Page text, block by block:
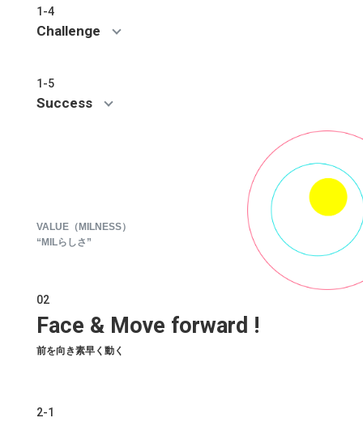
1-4
Challenge
1-5
Success
VALUE（MILNESS）
“MILらしさ”
02
Face & Move forward !
前を向き素早く動く
2-1